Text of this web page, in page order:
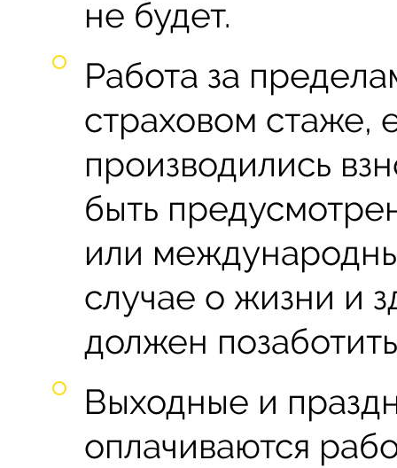
не будет.
Работа за
страховом стаже,
производились
быть
или
случае о жизни и
должен
Выходные и
оплачиваются